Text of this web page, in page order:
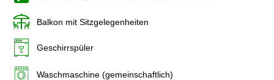
Balkon mit Sitzgelegenheiten
Geschirrspüler
Waschmaschine (gemeinschaftlich)